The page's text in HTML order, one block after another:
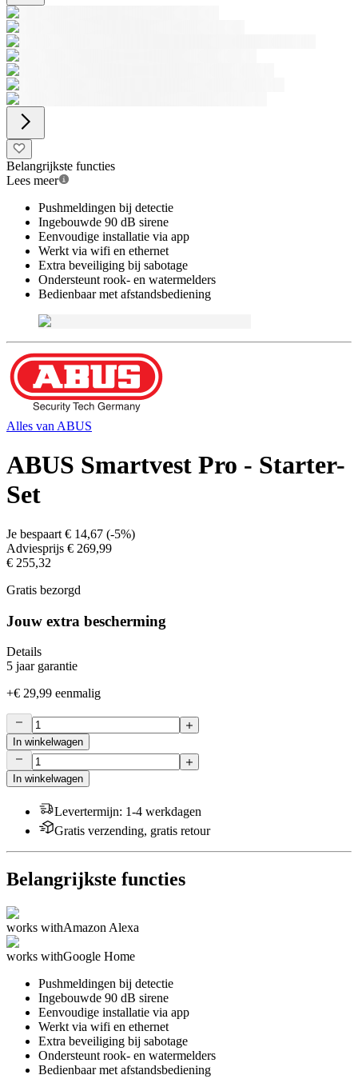
Belangrijkste functies
Lees meer
Pushmeldingen bij detectie
Ingebouwde 90 dB sirene
Eenvoudige installatie via app
Werkt via wifi en ethernet
Extra beveiliging bij sabotage
Ondersteunt rook- en watermelders
Bedienbaar met afstandsbediening
Alles van ABUS
ABUS Smartvest Pro - Starter-
Set
Je bespaart € 14,67 (-5%)
Adviesprijs € 269,99
€ 255,32
Gratis bezorgd
Jouw extra bescherming
Details
5 jaar garantie
+€ 29,99 eenmalig
In winkelwagen
In winkelwagen
Levertermijn: 1-4 werkdagen
Gratis verzending, gratis retour
Belangrijkste functies
works withAmazon Alexa
works withGoogle Home
Pushmeldingen bij detectie
Ingebouwde 90 dB sirene
Eenvoudige installatie via app
Werkt via wifi en ethernet
Extra beveiliging bij sabotage
Ondersteunt rook- en watermelders
Bedienbaar met afstandsbediening